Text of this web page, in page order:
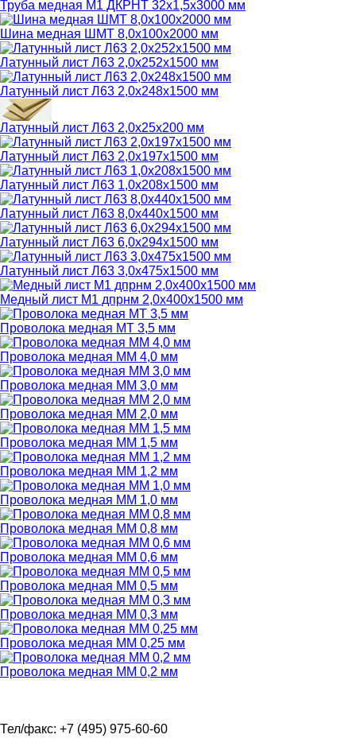
Труба медная М1 ДКРНТ 32х1,5х3000 мм
Шина медная ШМТ 8,0х100х2000 мм
Латунный лист Л63 2,0х252х1500 мм
Латунный лист Л63 2,0х248х1500 мм
Латунный лист Л63 2,0х25х200 мм
Латунный лист Л63 2,0х197х1500 мм
Латунный лист Л63 1,0х208х1500 мм
Латунный лист Л63 8,0х440х1500 мм
Латунный лист Л63 6,0х294х1500 мм
Латунный лист Л63 3,0х475х1500 мм
Медный лист М1 дпрнм 2,0х400х1500 мм
Проволока медная МТ 3,5 мм
Проволока медная ММ 4,0 мм
Проволока медная ММ 3,0 мм
Проволока медная ММ 2,0 мм
Проволока медная ММ 1,5 мм
Проволока медная ММ 1,2 мм
Проволока медная ММ 1,0 мм
Проволока медная ММ 0,8 мм
Проволока медная ММ 0,6 мм
Проволока медная ММ 0,5 мм
Проволока медная ММ 0,3 мм
Проволока медная ММ 0,25 мм
Проволока медная ММ 0,2 мм
Тел/факс: +7 (495) 975-60-60